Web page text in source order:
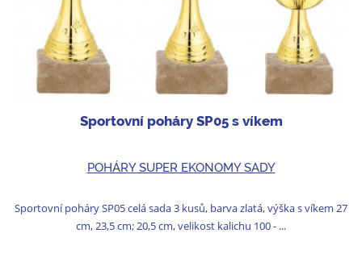
Sportovní poháry SP05 s víkem
POHÁRY SUPER EKONOMY SADY
Sportovní poháry SP05 celá sada 3 kusů, barva zlatá, výška s víkem 27
cm, 23,5 cm; 20,5 cm, velikost kalichu 100 - ...